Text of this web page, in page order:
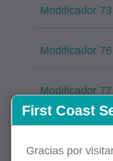
Modificador 73
Modificador 76
Modificador 77
First Coast
Gracias por